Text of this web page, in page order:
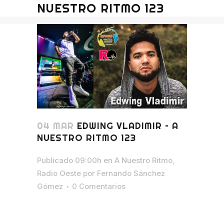
NUESTRO RITMO 123
04 MAR EDWING VLADIMIR – A
NUESTRO RITMO 123
Publicado 09:00h en A Nuestro Ritmo
Radio Oeste por Fernando Sánchez
Gómez
0 Comentarios